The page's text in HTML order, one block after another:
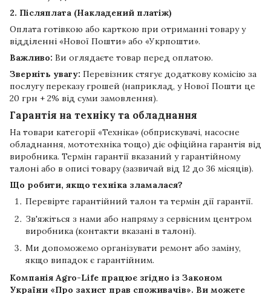
2. Післяплата (Накладений платіж)
Оплата готівкою або карткою при отриманні товару у
відділенні «Нової Пошти» або «Укрпошти».
Важливо: Ви оглядаєте товар перед оплатою.
Зверніть увагу: Перевізник стягує додаткову комісію за
послугу переказу грошей (наприклад, у Нової Пошти це
20 грн + 2% від суми замовлення).
Гарантія на техніку та обладнання
На товари категорії «Техніка» (обприскувачі, насосне
обладнання, мототехніка тощо) діє офіційна гарантія від
виробника. Термін гарантії вказаний у гарантійному
талоні або в описі товару (зазвичай від 12 до 36 місяців).
Що робити, якщо техніка зламалася?
Перевірте гарантійний талон та термін дії гарантії.
Зв'яжіться з нами або напряму з сервісним центром
виробника (контакти вказані в талоні).
Ми допоможемо організувати ремонт або заміну,
якщо випадок є гарантійним.
Компанія Agro-Life працює згідно із Законом
України «Про захист прав споживачів». Ви можете